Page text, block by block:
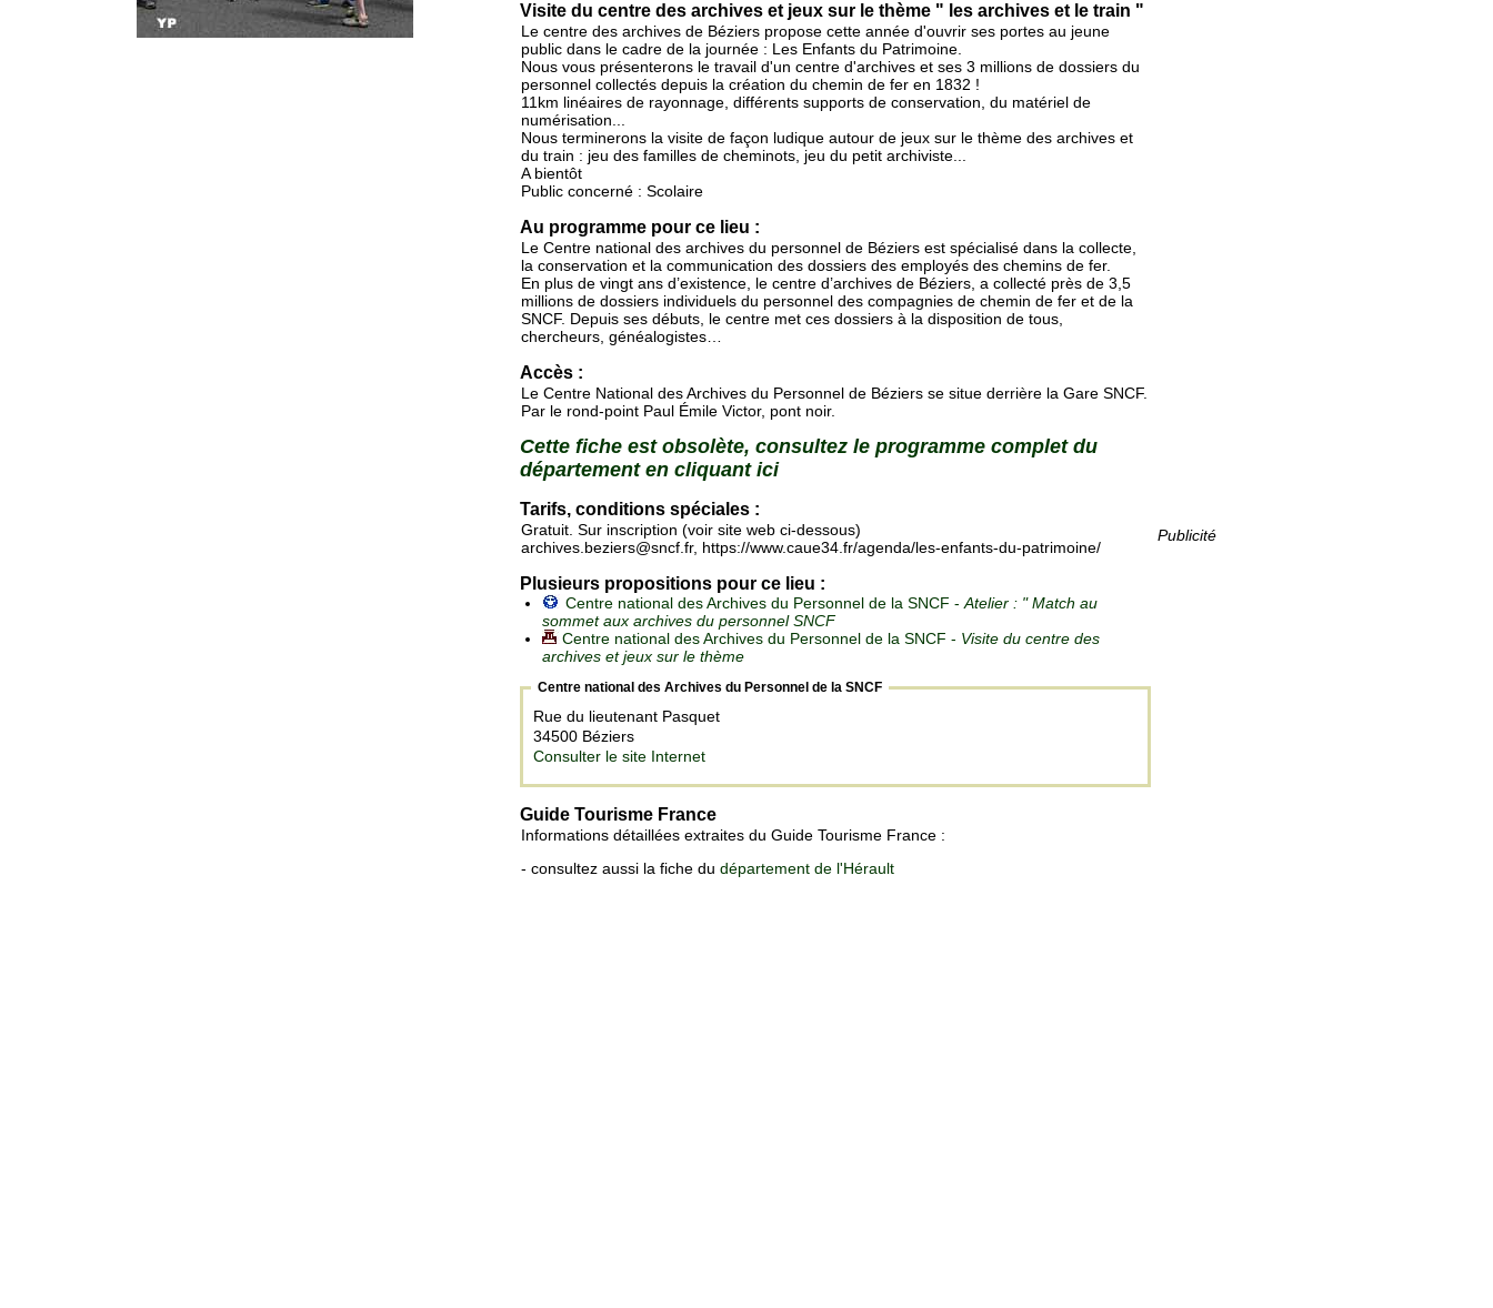
Publicité
Visite du centre des archives et jeux sur le thème " les archives et le train "
Le centre des archives de Béziers propose cette année d'ouvrir ses portes au jeune
public dans le cadre de la journée : Les Enfants du Patrimoine.
Nous vous présenterons le travail d'un centre d'archives et ses 3 millions de dossiers du
personnel collectés depuis la création du chemin de fer en 1832 !
11km linéaires de rayonnage, différents supports de conservation, du matériel de
numérisation...
Nous terminerons la visite de façon ludique autour de jeux sur le thème des archives et
du train : jeu des familles de cheminots, jeu du petit archiviste...
A bientôt
Public concerné : Scolaire
Au programme pour ce lieu :
Le Centre national des archives du personnel de Béziers est spécialisé dans la collecte,
la conservation et la communication des dossiers des employés des chemins de fer.
En plus de vingt ans d’existence, le centre d’archives de Béziers, a collecté près de 3,5
millions de dossiers individuels du personnel des compagnies de chemin de fer et de la
SNCF. Depuis ses débuts, le centre met ces dossiers à la disposition de tous,
chercheurs, généalogistes…
Accès :
Le Centre National des Archives du Personnel de Béziers se situe derrière la Gare SNCF.
Par le rond-point Paul Émile Victor, pont noir.
Cette fiche est obsolète, consultez le programme complet du
département en cliquant ici
Tarifs, conditions spéciales :
Gratuit. Sur inscription (voir site web ci-dessous)
archives.beziers@sncf.fr, https://www.caue34.fr/agenda/les-enfants-du-patrimoine/
Plusieurs propositions pour ce lieu :
Centre national des Archives du Personnel de la SNCF -Atelier : " Match au
sommet aux archives du personnel SNCF
Centre national des Archives du Personnel de la SNCF - Visite du centre des
archives et jeux sur le thème
Centre national des Archives du Personnel de la SNCF
Rue du lieutenant Pasquet
34500 Béziers
Consulter le site Internet
Guide Tourisme France
Informations détaillées extraites du Guide Tourisme France :
- consultez aussi la fiche du département de l'Hérault